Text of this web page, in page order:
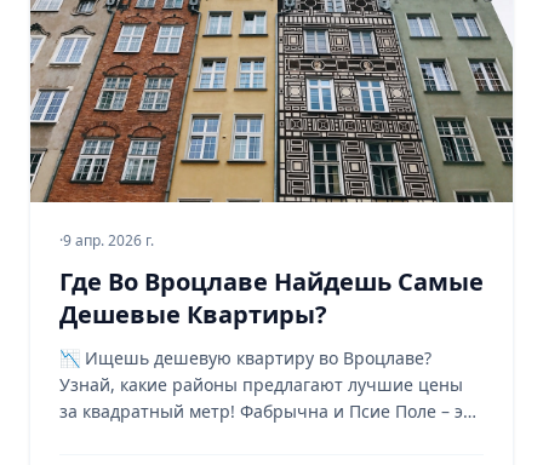
·9 апр. 2026 г.
Где Во Вроцлаве Найдешь Самые
Дешевые Квартиры?
📉 Ищешь дешевую квартиру во Вроцлаве?
Узнай, какие районы предлагают лучшие цены
за квадратный метр! Фабрычна и Псие Поле – это